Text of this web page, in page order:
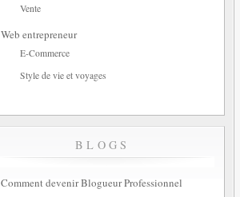
Vente
Web entrepreneur
E-Commerce
Style de vie et voyages
BLOGS
Comment devenir Blogueur Professionnel